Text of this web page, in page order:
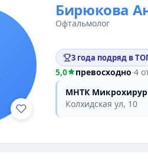
Бирюкова
Офтальмолог
3 года подряд в
5,0 превосходно·4
МНТК
Колхидская ул, 10